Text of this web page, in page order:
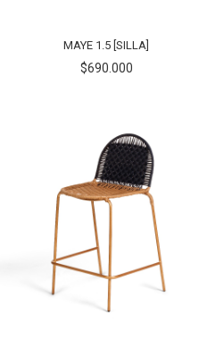
MAYE 1.5 [SILLA]
$690.000